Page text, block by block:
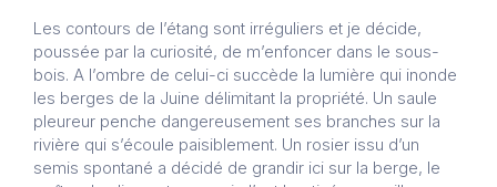
Les contours de l’étang sont irréguliers et je décide,
poussée par la curiosité, de m’enfoncer dans le sous-
bois. A l’ombre de celui-ci succède la lumière qui inonde
les berges de la Juine délimitant la propriété. Un saule
pleureur penche dangereusement ses branches sur la
rivière qui s’écoule paisiblement. Un rosier issu d’un
semis spontané a décidé de grandir ici sur la berge, le